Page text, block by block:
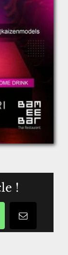
!
Courriel
/